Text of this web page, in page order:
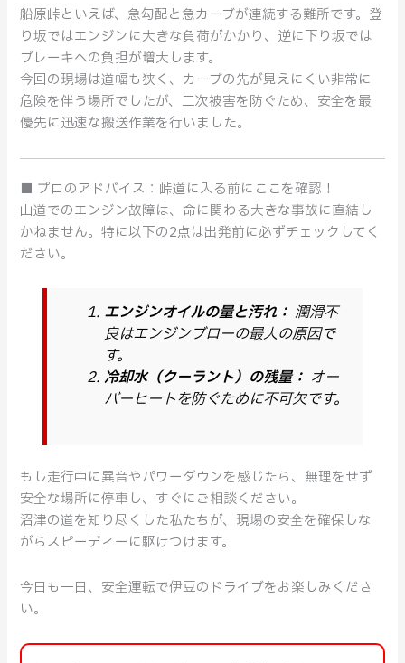
船原峠といえば、急勾配と急カーブが連続する難所です。登
り坂ではエンジンに大きな負荷がかかり、逆に下り坂では
ブレーキへの負担が増大します。
今回の現場は道幅も狭く、カーブの先が見えにくい非常に
危険を伴う場所でしたが、二次被害を防ぐため、安全を最
優先に迅速な搬送作業を行いました。
■ プロのアドバイス：峠道に入る前にここを確認！
山道でのエンジン故障は、命に関わる大きな事故に直結し
かねません。特に以下の2点は出発前に必ずチェックしてく
ださい。
エンジンオイルの量と汚れ： 潤滑不
良はエンジンブローの最大の原因で
す。
冷却水（クーラント）の残量： オー
バーヒートを防ぐために不可欠です。
もし走行中に異音やパワーダウンを感じたら、無理をせず
安全な場所に停車し、すぐにご相談ください。
沼津の道を知り尽くした私たちが、現場の安全を確保しな
がらスピーディーに駆けつけます。
今日も一日、安全運転で伊豆のドライブをお楽しみくださ
い。
事
前
チ
ェ
ッ
ク